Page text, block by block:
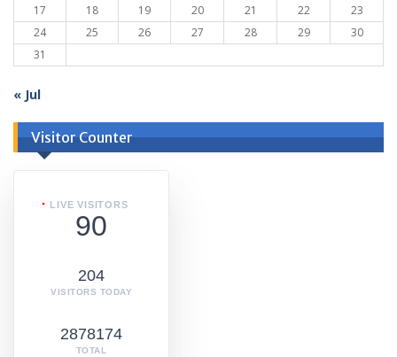
17
18 19 20 21 22
23
24
25 26 27 28 29
30
31
« Jul
Visitor Counter
LIVE VISITORS
90
204
VISITORS TODAY
2878174
TOTAL